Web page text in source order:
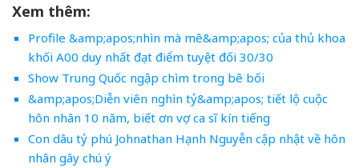
Xem thêm:
Profile &amp;apos;nhìn mà mê&amp;apos; của thủ khoa
khối A00 duy nhất đạt điểm tuyệt đối 30/30
Show Trung Quốc ngập chìm trong bê bối
&amp;apos;Diễn viên nghìn tỷ&amp;apos; tiết lộ cuộc
hôn nhân 10 năm, biết ơn vợ ca sĩ kín tiếng
Con dâu tỷ phú Johnathan Hạnh Nguyễn cập nhật về hôn
nhân gây chú ý